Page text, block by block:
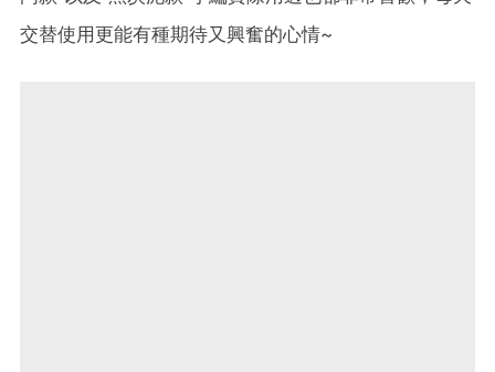
交替使用更能有種期待又興奮的心情~